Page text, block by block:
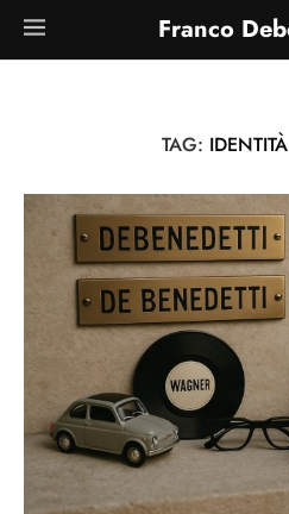
Franco
TAG: